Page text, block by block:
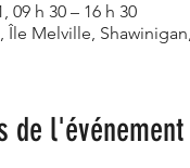
09 h 30 – 16 h 30
Île Melville,
de l'événement